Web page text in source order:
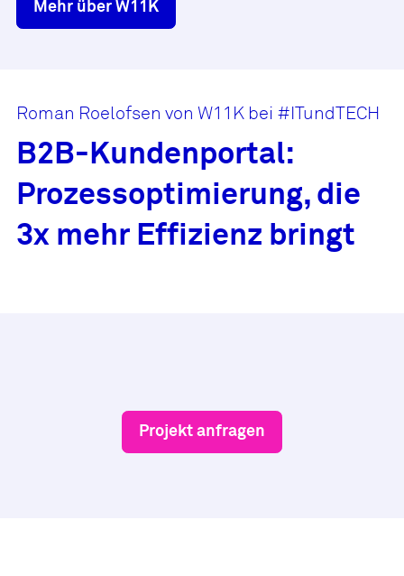
Mehr über W11K
Roman Roelofsen von W11K bei #ITundTECH
B2B-Kundenportal:
Prozessoptimierung, die
3x mehr Effizienz bringt
Projekt anfragen